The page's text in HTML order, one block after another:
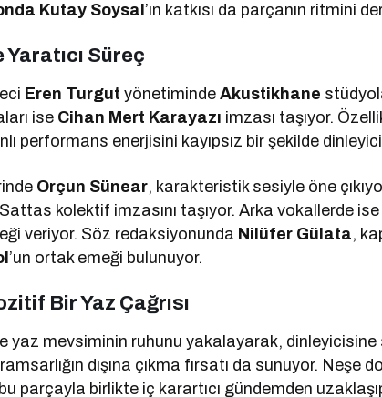
Kutay Soysal’ın katkısı da parçanın ritmini
Yaratıcı Süreç
Eren Turgut yönetimindeAkustikhane
ise Cihan Mert Karayazı imzası taşıyor.
performans enerjisini kayıpsız bir şekilde
Orçun Sünear, karakteristik sesiyle öne
kolektif imzasını taşıyor. Arka vokallerde
veriyor. Söz redaksiyonunda Nilüfer Gülata,
’un ortak emeği bulunuyor.
Bir Yaz Çağrısı
yaz mevsiminin ruhunu yakalayarak,
dışına çıkma fırsatı da sunuyor. Neşe
parçayla birlikte iç karartıcı gündemden